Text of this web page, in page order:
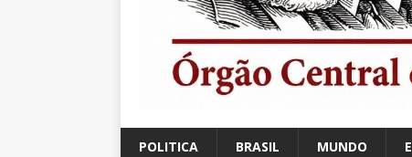
POLITICA BRASIL MUNDO